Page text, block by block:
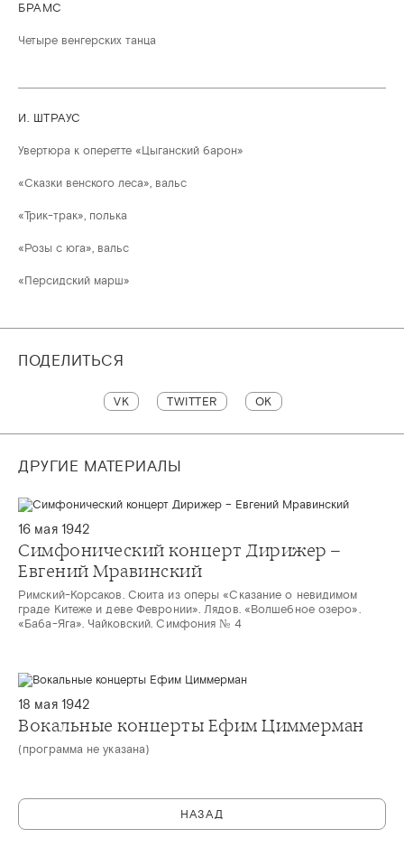
БРАМС
Четыре венгерских танца
И. ШТРАУС
Увертюра к оперетте «Цыганский барон»
«Сказки венского леса», вальс
«Трик-трак», полька
«Розы с юга», вальс
«Персидский марш»
ПОДЕЛИТЬСЯ
VK TWITTER OK
ДРУГИЕ МАТЕРИАЛЫ
16 мая 1942
Симфонический концерт Дирижер –
Евгений Мравинский
Римский-Корсаков. Сюита из оперы «Сказание о невидимом
граде Китеже и деве Февронии». Лядов. «Волшебное озеро».
«Баба-Яга». Чайковский. Симфония № 4
18 мая 1942
Вокальные концерты Ефим Циммерман
(программа не указана)
НАЗАД